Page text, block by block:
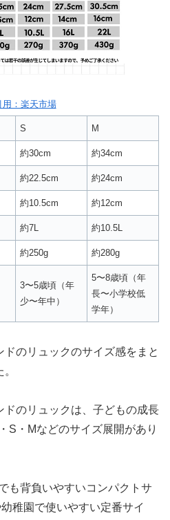
用：楽天市場
S M
約30cm 約34cm
約22.5cm 約24cm
約10.5cm 約12cm
約7L 約10.5L
約250g 約280g
3〜5歳頃（年
少〜年中）
5〜8歳頃（年
長〜小学校低
学年）
のリュックのサイズ感をまと
ドのリュックは、子どもの成長
S・Mなどのサイズ展開があり
も背負いやすいコンパクトサ
稚園で使いやすい定番サイ